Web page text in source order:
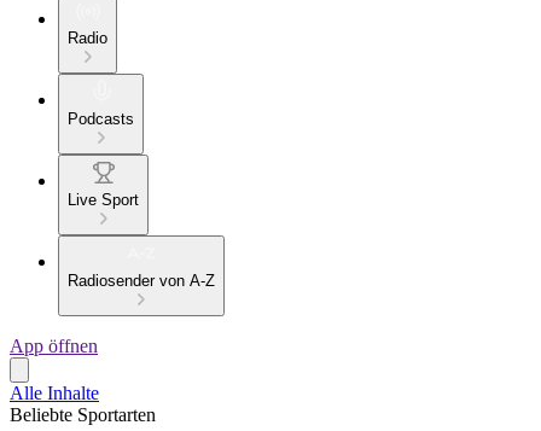
Radio
Podcasts
Live Sport
Radiosender von A-Z
App öffnen
Alle Inhalte
Beliebte Sportarten